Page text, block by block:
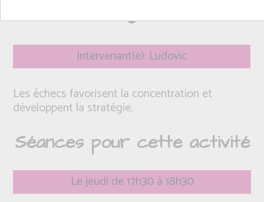
Intervenant(e): Ludovic
Les échecs favorisent la concentration et
développent la stratégie.
Séances pour cette activité
Le jeudi de 17h30 à 18h30